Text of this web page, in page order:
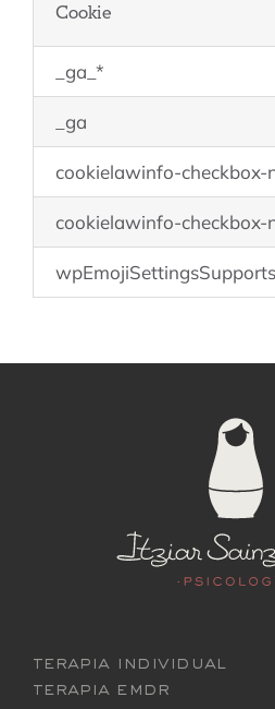
Cookie
_ga_*
_ga
cookielawinfo-checkbox-
cookielawinfo-checkbox-
wpEmojiSettingsSupports
terapia individual
terapia emdr